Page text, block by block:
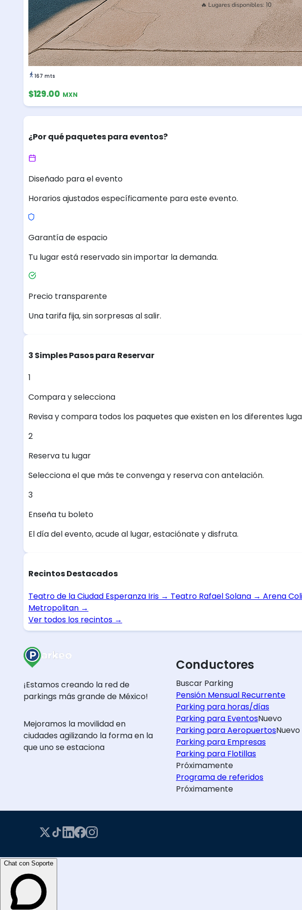
167 mts
🔥 Lugares disponibles:10
$129.00 MXN
¿Por qué paquetes para eventos?
Diseñado para el evento
Horarios ajustados específicamente para este evento.
Garantía de espacio
Tu lugar está reservado sin importar la demanda.
Precio transparente
Una tarifa fija, sin sorpresas al salir.
3 Simples Pasos para Reservar
1
Compara y selecciona
Revisa y compara todos los paquetes que existen en los diferentes
2
Reserva tu lugar
Selecciona el que más te convenga y reserva con antelación.
3
Enseña tu boleto
El día del evento, acude al lugar, estaciónate y disfruta.
Recintos Destacados
Teatro de la Ciudad Esperanza Iris → Teatro Rafael Solana → Arena
Metropolitan →
Ver todos los recintos →
¡Estamos creando la red de
parkings más grande de México!
Mejoramos la movilidad en
ciudades agilizando la forma en la
que uno se estaciona
Conductores
Buscar Parking
Pensión Mensual Recurrente
Parking para horas/días
Parking para EventosNuevo
Parking para AeropuertosNuevo
Parking para Empresas
Parking para Flotillas
Próximamente
Programa de referidos
Próximamente
Chat con Soporte